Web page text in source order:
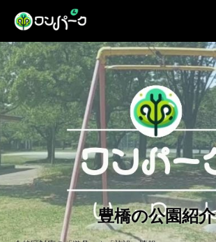
豊橋の公園紹介